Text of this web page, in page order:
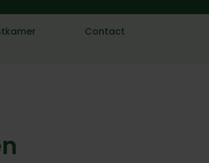
Contact